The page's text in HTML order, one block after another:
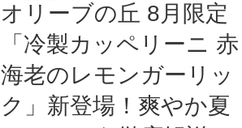
オリーブの丘 8月限定
「冷製カッペリーニ 赤
海老のレモンガーリッ
ク」新登場！爽やか夏